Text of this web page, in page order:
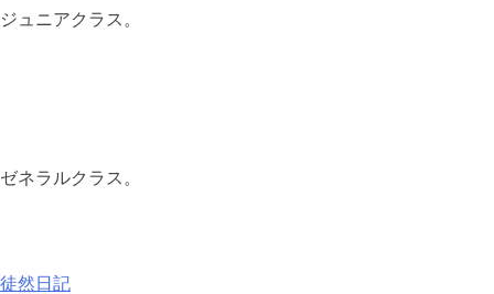
ジュニアクラス。
ゼネラルクラス。
徒然日記